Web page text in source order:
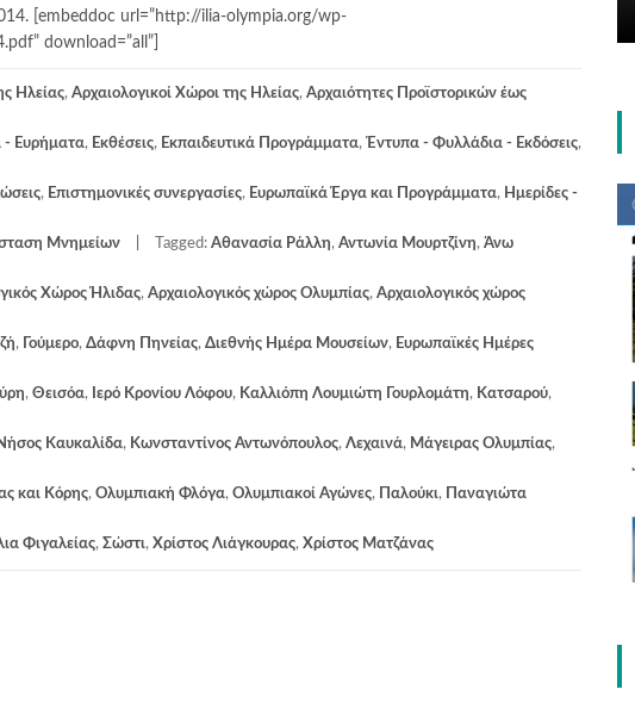
[embeddoc url=”http://ilia-olympia.org/wp-
download=”all”]
Ηλείας, Αρχαιολογικοί Χώροι της Ηλείας, Αρχαιότητες Προϊστορικών έως
- Ευρήματα, Εκθέσεις, Εκπαιδευτικά Προγράμματα, Έντυπα - Φυλλάδια - Εκδόσεις,
, Επιστημονικές συνεργασίες, Ευρωπαϊκά Έργα και Προγράμματα, Ημερίδες -
Μνημείων Tagged: Αθανασία Ράλλη, Αντωνία Μουρτζίνη, Άνω
Χώρος Ήλιδας, Αρχαιολογικός χώρος Ολυμπίας, Αρχαιολογικός χώρος
, Γούμερο, Δάφνη Πηνείας, Διεθνής Ημέρα Μουσείων, Ευρωπαϊκές Ημέρες
, Θεισόα, Ιερό Κρονίου Λόφου, Καλλιόπη Λουμιώτη Γουρλομάτη, Κατσαρού,
Καυκαλίδα, Κωνσταντίνος Αντωνόπουλος, Λεχαινά, Μάγειρας Ολυμπίας,
και Κόρης, Ολυμπιακή Φλόγα, Ολυμπιακοί Αγώνες, Παλούκι, Παναγιώτα
Φιγαλείας, Σώστι, Χρίστος Λιάγκουρας, Χρίστος Ματζάνας